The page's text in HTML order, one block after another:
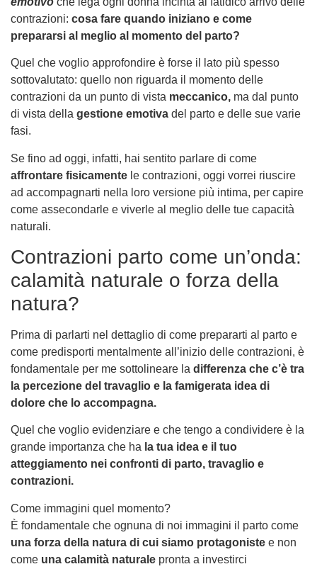
contrazioni: cosa fare quando iniziano e come
prepararsi al meglio al momento del parto?
Quel che voglio approfondire è forse il lato più spesso
sottovalutato: quello non riguarda il momento delle
contrazioni da un punto di vista meccanico, ma dal punto
di vista della gestione emotiva del parto e delle sue varie
fasi.
Se fino ad oggi, infatti, hai sentito parlare di come
affrontare fisicamente le contrazioni, oggi vorrei riuscire
ad accompagnarti nella loro versione più intima, per capire
come assecondarle e viverle al meglio delle tue capacità
naturali.
Contrazioni parto come un’onda:
calamità naturale o forza della
natura?
Prima di parlarti nel dettaglio di come prepararti al parto e
come predisporti mentalmente all’inizio delle contrazioni, è
fondamentale per me sottolineare la differenza che c’è tra
la percezione del travaglio e la famigerata idea di
dolore che lo accompagna.
Quel che voglio evidenziare e che tengo a condividere è la
grande importanza che ha la tua idea e il tuo
atteggiamento nei confronti di parto, travaglio e
contrazioni.
Come immagini quel momento?
È fondamentale che ognuna di noi immagini il parto come
una forza della natura di cui siamo protagoniste e non
come una calamità naturale pronta a investirci